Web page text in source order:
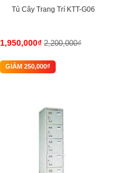
Tủ Cây Trang Trí KTT-G06
1,950,000₫ 2,200,000₫
GIẢM 250,000₫